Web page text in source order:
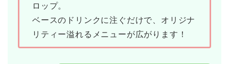
ロップ。
ベースのドリンクに注ぐだけで、オリジナ
リティー溢れるメニューが広がります！